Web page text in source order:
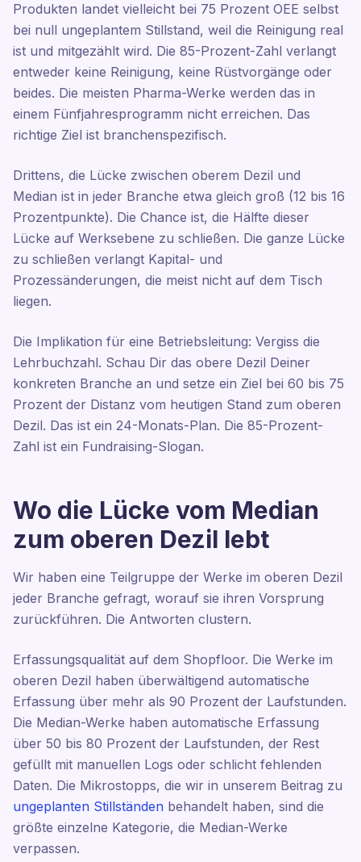
Produkten landet vielleicht bei 75 Prozent OEE selbst
bei null ungeplantem Stillstand, weil die Reinigung real
ist und mitgezählt wird. Die 85-Prozent-Zahl verlangt
entweder keine Reinigung, keine Rüstvorgänge oder
beides. Die meisten Pharma-Werke werden das in
einem Fünfjahresprogramm nicht erreichen. Das
richtige Ziel ist branchenspezifisch.
Drittens, die Lücke zwischen oberem Dezil und
Median ist in jeder Branche etwa gleich groß (12 bis 16
Prozentpunkte). Die Chance ist, die Hälfte dieser
Lücke auf Werksebene zu schließen. Die ganze Lücke
zu schließen verlangt Kapital- und
Prozessänderungen, die meist nicht auf dem Tisch
liegen.
Die Implikation für eine Betriebsleitung: Vergiss die
Lehrbuchzahl. Schau Dir das obere Dezil Deiner
konkreten Branche an und setze ein Ziel bei 60 bis 75
Prozent der Distanz vom heutigen Stand zum oberen
Dezil. Das ist ein 24-Monats-Plan. Die 85-Prozent-
Zahl ist ein Fundraising-Slogan.
Wo die Lücke vom Median
zum oberen Dezil lebt
Wir haben eine Teilgruppe der Werke im oberen Dezil
jeder Branche gefragt, worauf sie ihren Vorsprung
zurückführen. Die Antworten clustern.
Erfassungsqualität auf dem Shopfloor. Die Werke im
oberen Dezil haben überwältigend automatische
Erfassung über mehr als 90 Prozent der Laufstunden.
Die Median-Werke haben automatische Erfassung
über 50 bis 80 Prozent der Laufstunden, der Rest
gefüllt mit manuellen Logs oder schlicht fehlenden
Daten. Die Mikrostopps, die wir in unserem Beitrag zu
ungeplanten Stillständen behandelt haben, sind die
größte einzelne Kategorie, die Median-Werke
verpassen.